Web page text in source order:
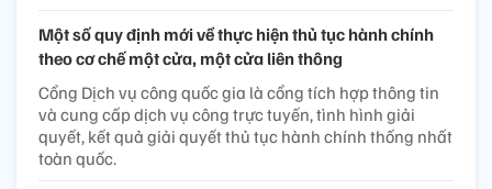
Một số quy định mới về thực hiện thủ tục hành chính
theo cơ chế một cửa, một cửa liên thông
Cổng Dịch vụ công quốc gia là cổng tích hợp thông tin
và cung cấp dịch vụ công trực tuyến, tình hình giải
quyết, kết quả giải quyết thủ tục hành chính thống nhất
toàn quốc.